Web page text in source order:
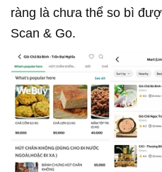
ràng là chưa thể so bì
Scan & Go.